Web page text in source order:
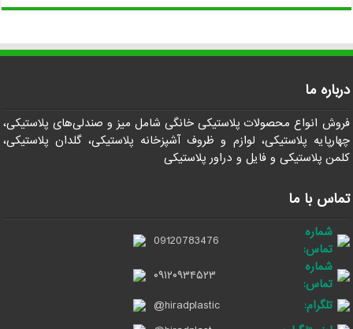
درباره ما
فروش انواع محصولات پلاستیکی خانگی شامل میز و صندلی‌های پلاستیکی،
چهارپایه پلاستیکی، لوازم و ظروف آشپزخانه پلاستیکی، گلدان پلاستیکی،
کلمن پلاستیکی و فایل و دراور پلاستیکی
تماس با ما
شماره
تماس:
09120783476
شماره
تماس:
۰۹۱۲۰۹۳۴۵۲۳
تلگرام:
@hiradplastic